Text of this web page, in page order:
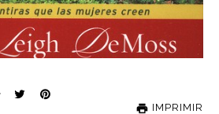
IMPRIMIR